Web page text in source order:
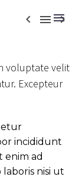
  
voluptate velit
Excepteur
incididunt
enim ad
nisi ut